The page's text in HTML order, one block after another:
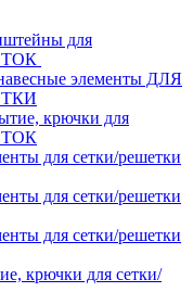
для
элементы ДЛЯ
крючки для
для сетки/решетки
для сетки/решетки
для сетки/решетки
крючки для сетки/